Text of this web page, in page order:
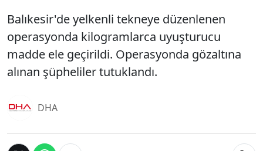
Balıkesir'de yelkenli tekneye düzenlenen
operasyonda kilogramlarca uyuşturucu
madde ele geçirildi. Operasyonda gözaltına
alınan şüpheliler tutuklandı.
DHA